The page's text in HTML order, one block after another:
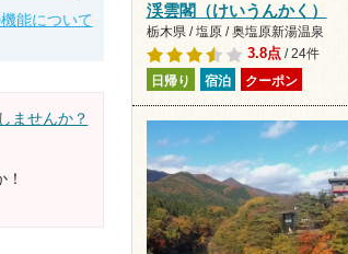
能について
ませんか？
渓雲閣（けいうんかく）
栃木県 / 塩原 / 奥塩原新湯温泉
3.8点/ 24件
日帰り 宿泊 クーポン